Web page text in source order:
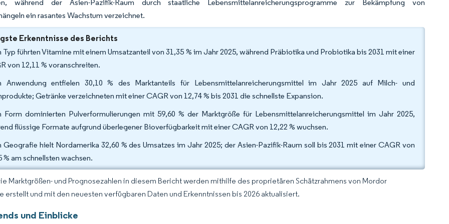
während der Asien-Pazifik-Raum durch staatliche Lebensmittelanreicherungsprogramme zur Bekämpfung von
ein rasantes Wachstum verzeichnet.
Erkenntnisse des Berichts
Typ führten Vitamine mit einem Umsatzanteil von 31,35 % im Jahr 2025, während Präbiotika und Probiotika bis 2031 mit einer
von 12,11 % voranschreiten.
Anwendung entfielen 30,10 % des Marktanteils für Lebensmittelanreicherungsmittel im Jahr 2025 auf Milch- und
Getränke verzeichneten mit einer CAGR von 12,74 % bis 2031 die schnellste Expansion.
Form dominierten Pulverformulierungen mit 59,60 % der Marktgröße für Lebensmittelanreicherungsmittel im Jahr 2025,
flüssige Formate aufgrund überlegener Bioverfügbarkeit mit einer CAGR von 12,22 % wuchsen.
Geografie hielt Nordamerika 32,60 % des Umsatzes im Jahr 2025; der Asien-Pazifik-Raum soll bis 2031 mit einer CAGR von
% am schnellsten wachsen.
Marktgrößen- und Prognosezahlen in diesem Bericht werden mithilfe des proprietären Schätzrahmens von Mordor
erstellt und mit den neuesten verfügbaren Daten und Erkenntnissen bis 2026 aktualisiert.
und Einblicke